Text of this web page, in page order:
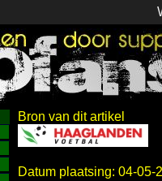
Bron van dit artikel
Datum plaatsing: 04-05-